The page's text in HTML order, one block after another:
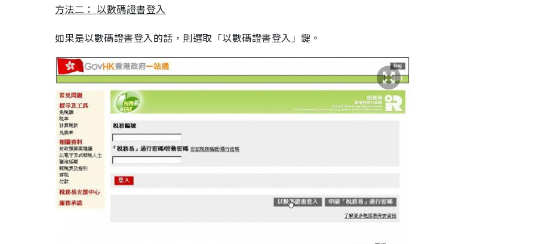
方法二： 以數碼證書登入
如果是以數碼證書登入的話，則選取「以數碼證書登入」鍵。